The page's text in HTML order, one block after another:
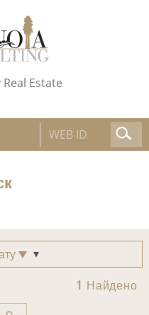
Estate
1 Найдено